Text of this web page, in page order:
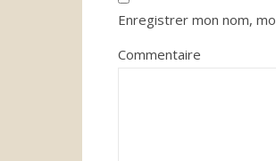
Enregistrer mon nom,
Commentaire